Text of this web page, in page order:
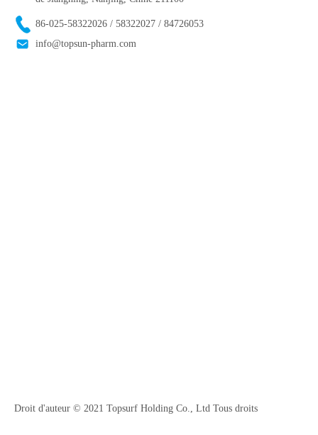
86-025-58322026 / 58322027 / 84726053
info@topsun-pharm.com
Droit d'auteur © 2021 Topsurf Holding Co., Ltd Tous droits